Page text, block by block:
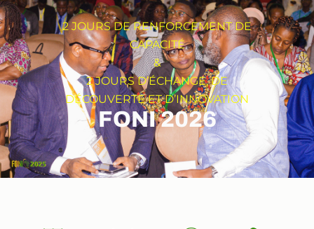
2 JOURS DE RENFORCEMENT DE
CAPACITÉ
&
2 JOURS D’ÉCHANGE, DE
DÉCOUVERTE ET D’INNOVATION
FONI 2026